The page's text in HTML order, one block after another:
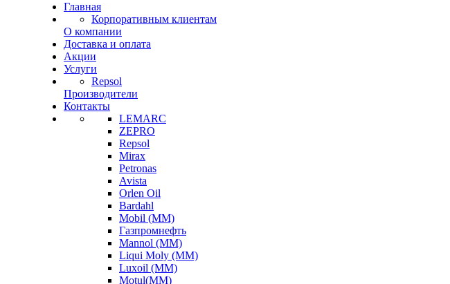
Главная
Корпоративным клиентам
О компании
Доставка и оплата
Акции
Услуги
Repsol
Производители
Контакты
LEMARC
ZEPRO
Repsol
Mirax
Petronas
Avista
Orlen Oil
Bardahl
Mobil (ММ)
Газпромнефть
Mannol (ММ)
Liqui Moly (ММ)
Luxoil (ММ)
Motul(ММ)